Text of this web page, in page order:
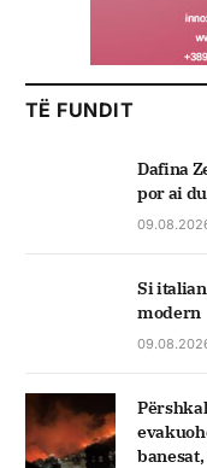
TË FUNDIT
Dafina
por ai
Si
modern